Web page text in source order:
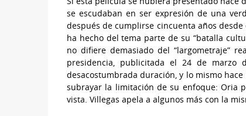
se escudaban en ser expresión de una
después de cumplirse cincuenta años
ha hecho del tema parte de su “batalla
no difiere demasiado del “largometraje”
presidencia, publicitada el 24 de
desacostumbrada duración, y lo mismo hace
subrayar la limitación de su enfoque: Oria
vista. Villegas apela a algunos más con la